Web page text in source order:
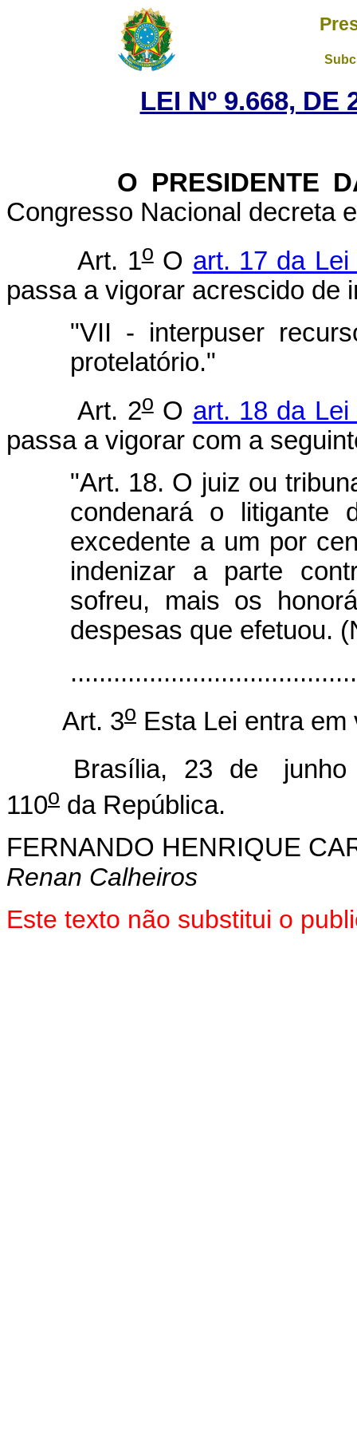
LEI Nº 9.668, DE
O PRESIDENTE DA
Congresso Nacional decreta
Art. 1oO art. 17 da Lei
passa a vigorar acrescido de
"VII - interpuser
protelatório."
Art. 2oO art. 18 da Lei
passa a vigorar com a
"Art. 18. O juiz ou
condenará o litigante
excedente a um por
indenizar a parte
sofreu, mais os
despesas que efetuou.
Art. 3o Esta Lei entra
Brasília, 23 de junho
110o da República.
FERNANDO HENRIQUE
Renan Calheiros
Este texto não substitui o